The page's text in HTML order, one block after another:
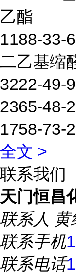
乙酯
1188-33-
二乙基缩
3222-49-
2365-48-
1758-73-
全文 >
联系我们
天门恒昌
联系人 黄
联系手机
联系电话